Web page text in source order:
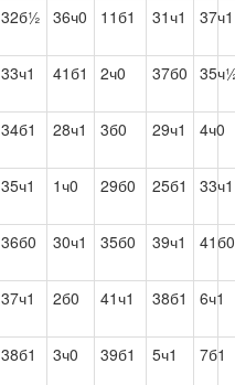
32б½ 36ч0 11б1 31ч1 37ч1
33ч1 41б1 2ч0 37б0
34б1 28ч1 3б0 29ч1 4ч0
35ч1 1ч0 29б0 25б1 33ч1
36б0 30ч1 35б0 39ч1 41б0
37ч1 2б0 41ч1 38б1 6ч1
38б1 3ч0 39б1 5ч1 7б1